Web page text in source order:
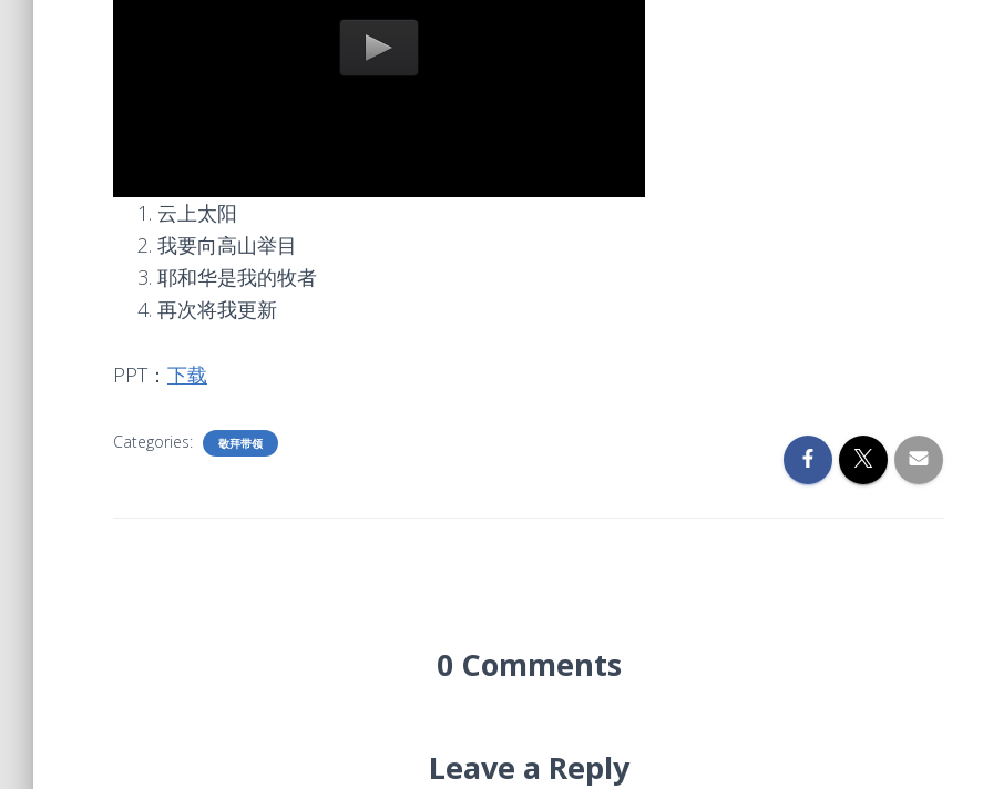
云上太阳
我要向高山举目
耶和华是我的牧者
再次将我更新
PPT： 下载
Categories: 敬拜带领
0 Comments
Leave a Reply